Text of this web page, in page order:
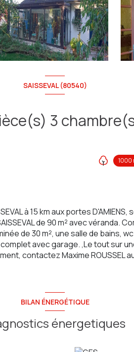
SAISSEVAL (80540)
1000
à 15 km aux portes
de 90 m² avec véranda.
de 30 m², une salle de bains,
avec garage. ,Le tout sur
contactez Maxime ROUSSEL au
BILAN ÉNERGÉTIQUE
énergetiques